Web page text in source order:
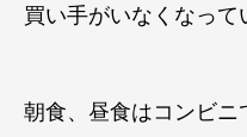
買い手がいなくなって
朝食、昼食はコンビ